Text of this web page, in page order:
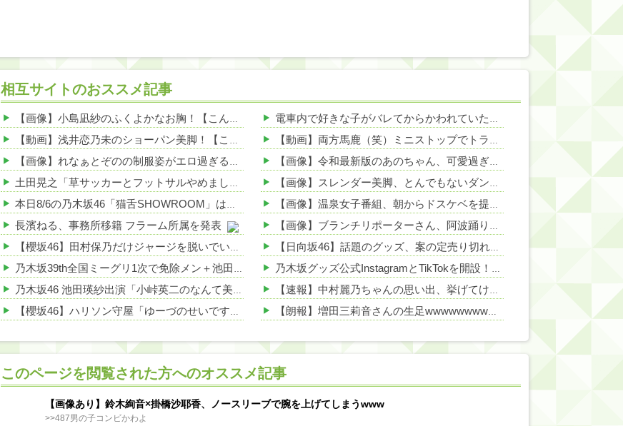
相互サイトのおススメ記事
【画像】小島凪紗のふくよかなお胸！【こんなぎ】【櫻坂46】 他 NEW!
【動画】浅井恋乃未のショーパン美脚！【このみん】【櫻坂46】 他 NEW!
【画像】れなぁとぞのの制服姿がエロ過ぎる！【守屋麗奈・大園玲】【櫻坂46】 他 NEW!
土田晃之「草サッカーとフットサルやめました」と告白 「20代の若手が来るんです。つまんなくて」 他
本日8/6の乃木坂46「猫舌SHOWROOM」は筒井あやめ＆鈴木佑捺
長濱ねる、事務所移籍 フラーム所属を発表
【櫻坂46】田村保乃だけジャージを脱いでいた理由
乃木坂39th全国ミーグリ1次で免除メン＋池田・一ノ瀬・井上・川﨑・菅原・中西が全完売
乃木坂46 池田瑛紗出演「小峠英二のなんて美だ！」テーマ：徳川家康【2025.8.5 24:00〜 TOKYO MX】
【櫻坂46】ハリソン守屋「ゆーづのせいです」【ラヴィット!】
【日向坂46】この月、何かあるのか！？『お願いバッハ！』ミーグリ日程がこちら
Powered by livedoor 相互RSS
電車内で好きな子がバレてからかわれていた男子高校生、見かねた友人が「人を好きになって何が悪いんだよ」と参考書を読みながら淡々と話してた←カッコ良すぎだろ
【動画】両方馬鹿（笑）ミニストップでトラックと衝突したドラレコが（ノ∇`）
【画像】令和最新版のあのちゃん、可愛過ぎてワイらにブッ刺さりまくりw w w w w w
【画像】スレンダー美脚、とんでもないダンスを披露してしまうwwwwwwwww
【画像】温泉女子番組、朝からドスケベを提供
【画像】ブランチリポーターさん、阿波踊りでワキ祭り
【日向坂46】話題のグッズ、案の定売り切れ…
乃木坂グッズ公式InstagramとTikTokを開設！！！【乃木坂46】
【速報】中村麗乃ちゃんの思い出、挙げてけwwwwwwwwwww
【朗報】増田三莉音さんの生足wwwwwwwwwwww
乃木坂46『オリコン上半期SG1位獲得!!』←もうこれ今が全盛期だろwwwwww
Powered by livedoor 相互RSS
このページを閲覧された方へのオススメ記事
【画像あり】鈴木絢音×掛橋沙耶香、ノースリーブで腕を上げてしまうwww
>>487男の子コンビかわよ